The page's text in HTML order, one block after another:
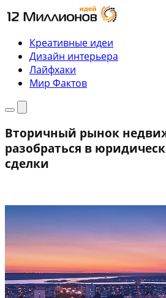
Перейти
к
содержимому
Креативные идеи
Дизайн интерьера
Лайфхаки
Мир Фактов
МенюПоиск
Вторичный рынок
разобраться в
сделки